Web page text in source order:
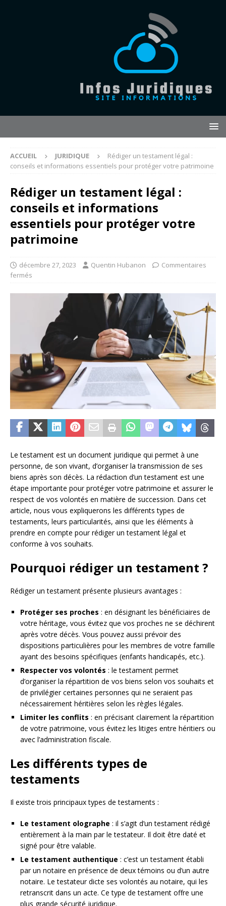
ACCUEIL JURIDIQUE
Rédiger un testament légal :
conseils et informations essentiels pour protéger votre patrimoine
Rédiger un testament légal :
conseils et informations
essentiels pour protéger votre
patrimoine
décembre 27, 2023 Quentin Hubanon
Commentaires
fermés
Le testament est un document juridique qui permet à une
personne, de son vivant, d’organiser la transmission de ses
biens après son décès. La rédaction d’un testament est une
étape importante pour protéger votre patrimoine et assurer le
respect de vos volontés en matière de succession. Dans cet
article, nous vous expliquerons les différents types de
testaments, leurs particularités, ainsi que les éléments à
prendre en compte pour rédiger un testament légal et
conforme à vos souhaits.
Pourquoi rédiger un testament ?
Rédiger un testament présente plusieurs avantages :
Protéger ses proches : en désignant les bénéficiaires de
votre héritage, vous évitez que vos proches ne se déchirent
après votre décès. Vous pouvez aussi prévoir des
dispositions particulières pour les membres de votre famille
ayant des besoins spécifiques (enfants handicapés, etc.).
Respecter vos volontés : le testament permet
d’organiser la répartition de vos biens selon vos souhaits et
de privilégier certaines personnes qui ne seraient pas
nécessairement héritières selon les règles légales.
Limiter les conflits : en précisant clairement la répartition
de votre patrimoine, vous évitez les litiges entre héritiers ou
avec l’administration fiscale.
Les différents types de
testaments
Il existe trois principaux types de testaments :
Le testament olographe : il s’agit d’un testament rédigé
entièrement à la main par le testateur. Il doit être daté et
signé pour être valable.
Le testament authentique : c’est un testament établi
par un notaire en présence de deux témoins ou d’un autre
notaire. Le testateur dicte ses volontés au notaire, qui les
retranscrit dans un acte. Ce type de testament offre une
plus grande sécurité juridique.